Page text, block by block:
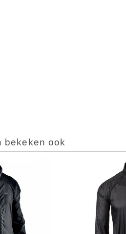
bekeken ook